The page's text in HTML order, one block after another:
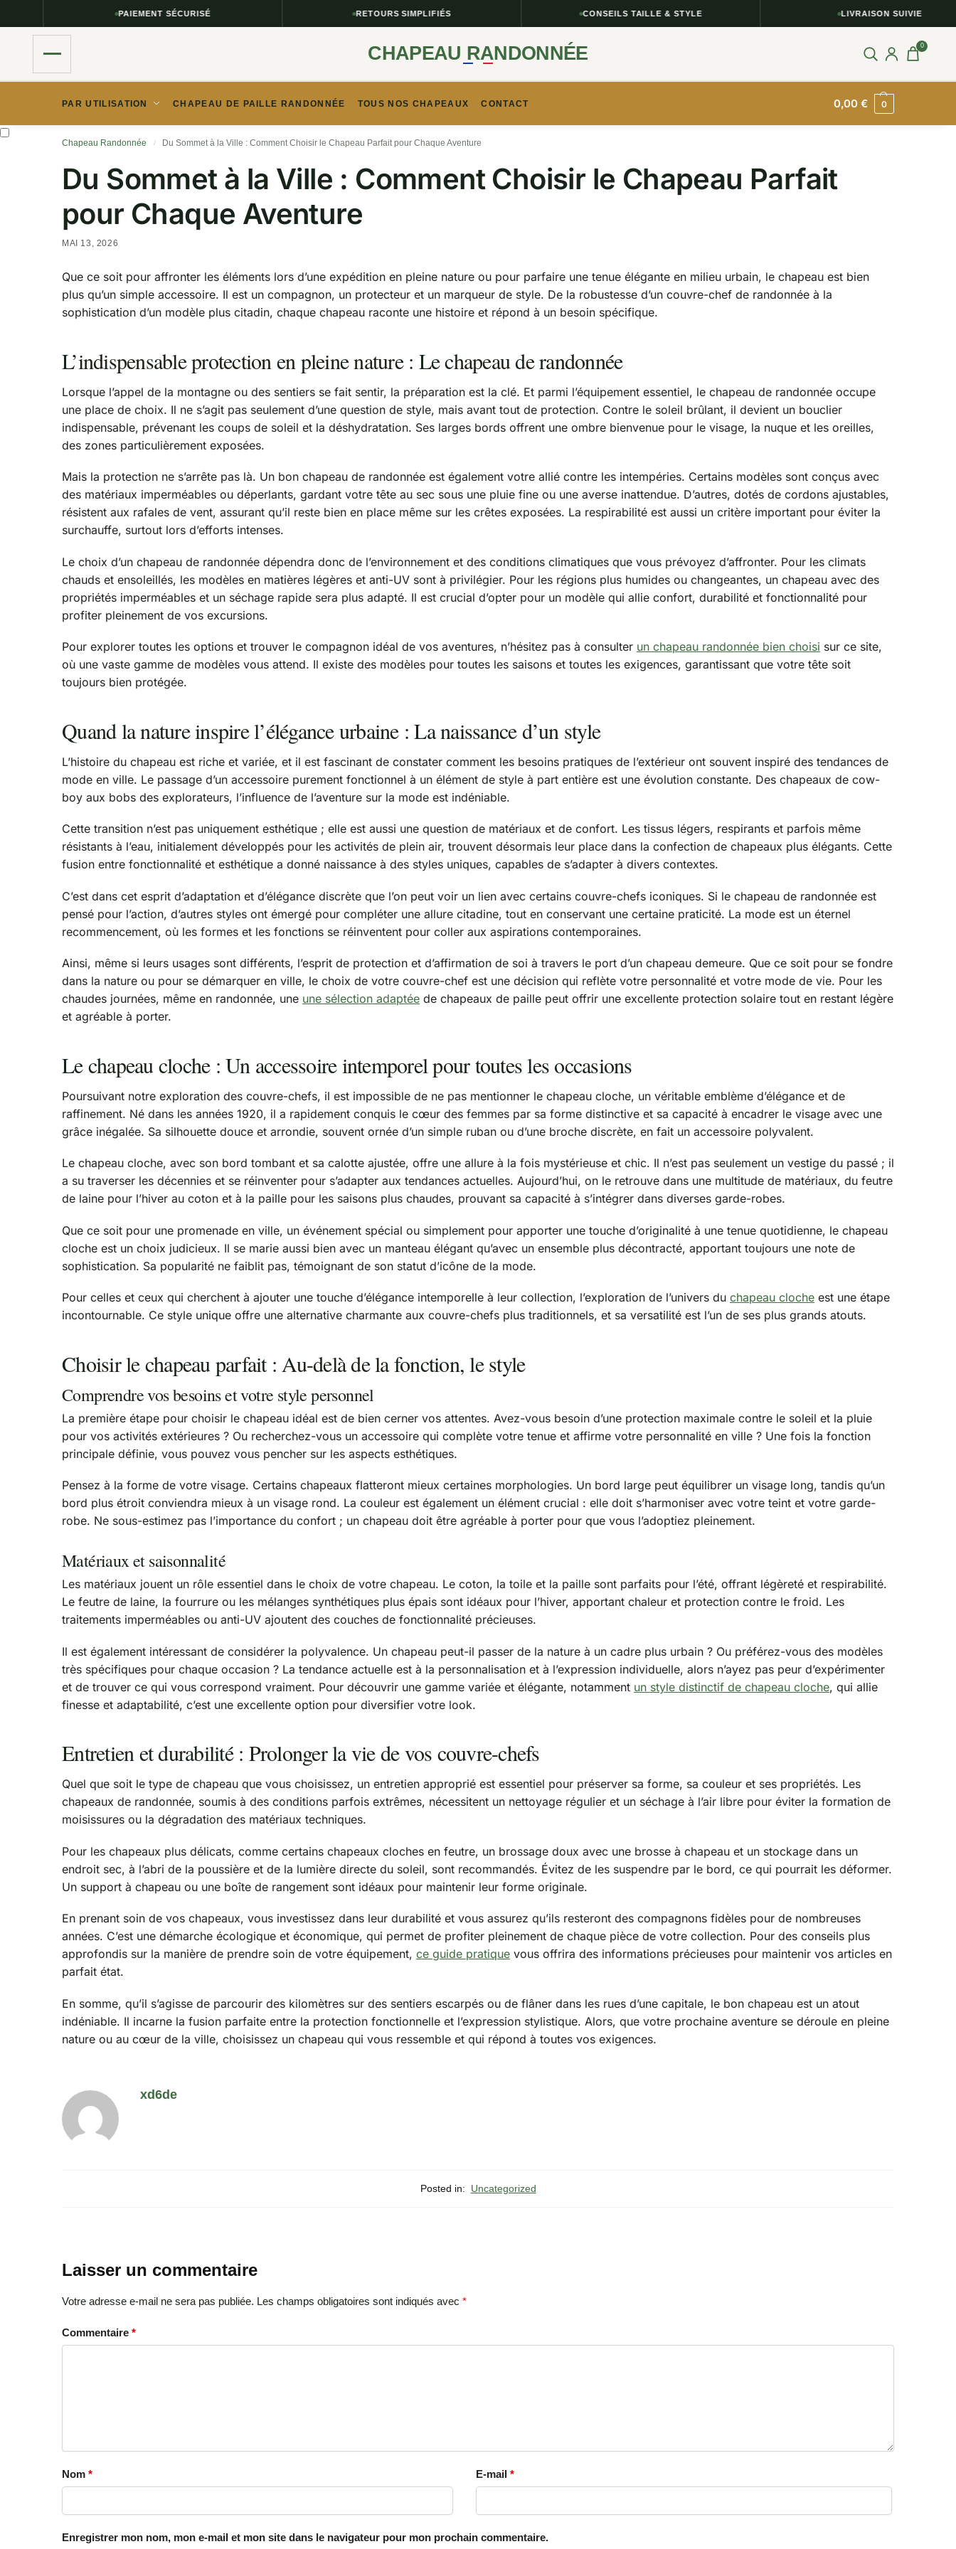
PAIEMENT SÉCURISÉ RETOURS SIMPLIFIÉS CONSEILS TAILLE & STYLE LIVRAISON SUIVIE
CHAPEAU RANDONNÉE 0
PAR UTILISATION CHAPEAU DE PAILLE RANDONNÉE​ TOUS NOS CHAPEAUX CONTACT 0,00€ 0
Chapeau Randonnée / Du Sommet à la Ville : Comment Choisir le Chapeau Parfait pour Chaque Aventure
Du Sommet à la Ville : Comment Choisir le Chapeau Parfait
pour Chaque Aventure
MAI 13, 2026
Que ce soit pour affronter les éléments lors d’une expédition en pleine nature ou pour parfaire une tenue élégante en milieu urbain, le chapeau est bien
plus qu’un simple accessoire. Il est un compagnon, un protecteur et un marqueur de style. De la robustesse d’un couvre-chef de randonnée à la
sophistication d’un modèle plus citadin, chaque chapeau raconte une histoire et répond à un besoin spécifique.
L’indispensable protection en pleine nature : Le chapeau de randonnée
Lorsque l’appel de la montagne ou des sentiers se fait sentir, la préparation est la clé. Et parmi l’équipement essentiel, le chapeau de randonnée occupe
une place de choix. Il ne s’agit pas seulement d’une question de style, mais avant tout de protection. Contre le soleil brûlant, il devient un bouclier
indispensable, prévenant les coups de soleil et la déshydratation. Ses larges bords offrent une ombre bienvenue pour le visage, la nuque et les oreilles,
des zones particulièrement exposées.
Mais la protection ne s’arrête pas là. Un bon chapeau de randonnée est également votre allié contre les intempéries. Certains modèles sont conçus avec
des matériaux imperméables ou déperlants, gardant votre tête au sec sous une pluie fine ou une averse inattendue. D’autres, dotés de cordons ajustables,
résistent aux rafales de vent, assurant qu’il reste bien en place même sur les crêtes exposées. La respirabilité est aussi un critère important pour éviter la
surchauffe, surtout lors d’efforts intenses.
Le choix d’un chapeau de randonnée dépendra donc de l’environnement et des conditions climatiques que vous prévoyez d’affronter. Pour les climats
chauds et ensoleillés, les modèles en matières légères et anti-UV sont à privilégier. Pour les régions plus humides ou changeantes, un chapeau avec des
propriétés imperméables et un séchage rapide sera plus adapté. Il est crucial d’opter pour un modèle qui allie confort, durabilité et fonctionnalité pour
profiter pleinement de vos excursions.
Pour explorer toutes les options et trouver le compagnon idéal de vos aventures, n’hésitez pas à consulter un chapeau randonnée bien choisi sur ce site,
où une vaste gamme de modèles vous attend. Il existe des modèles pour toutes les saisons et toutes les exigences, garantissant que votre tête soit
toujours bien protégée.
Quand la nature inspire l’élégance urbaine : La naissance d’un style
L’histoire du chapeau est riche et variée, et il est fascinant de constater comment les besoins pratiques de l’extérieur ont souvent inspiré des tendances de
mode en ville. Le passage d’un accessoire purement fonctionnel à un élément de style à part entière est une évolution constante. Des chapeaux de cow-
boy aux bobs des explorateurs, l’influence de l’aventure sur la mode est indéniable.
Cette transition n’est pas uniquement esthétique ; elle est aussi une question de matériaux et de confort. Les tissus légers, respirants et parfois même
résistants à l’eau, initialement développés pour les activités de plein air, trouvent désormais leur place dans la confection de chapeaux plus élégants. Cette
fusion entre fonctionnalité et esthétique a donné naissance à des styles uniques, capables de s’adapter à divers contextes.
C’est dans cet esprit d’adaptation et d’élégance discrète que l’on peut voir un lien avec certains couvre-chefs iconiques. Si le chapeau de randonnée est
pensé pour l’action, d’autres styles ont émergé pour compléter une allure citadine, tout en conservant une certaine praticité. La mode est un éternel
recommencement, où les formes et les fonctions se réinventent pour coller aux aspirations contemporaines.
Ainsi, même si leurs usages sont différents, l’esprit de protection et d’affirmation de soi à travers le port d’un chapeau demeure. Que ce soit pour se fondre
dans la nature ou pour se démarquer en ville, le choix de votre couvre-chef est une décision qui reflète votre personnalité et votre mode de vie. Pour les
chaudes journées, même en randonnée, une une sélection adaptée de chapeaux de paille peut offrir une excellente protection solaire tout en restant légère
et agréable à porter.
Le chapeau cloche : Un accessoire intemporel pour toutes les occasions
Poursuivant notre exploration des couvre-chefs, il est impossible de ne pas mentionner le chapeau cloche, un véritable emblème d’élégance et de
raffinement. Né dans les années 1920, il a rapidement conquis le cœur des femmes par sa forme distinctive et sa capacité à encadrer le visage avec une
grâce inégalée. Sa silhouette douce et arrondie, souvent ornée d’un simple ruban ou d’une broche discrète, en fait un accessoire polyvalent.
Le chapeau cloche, avec son bord tombant et sa calotte ajustée, offre une allure à la fois mystérieuse et chic. Il n’est pas seulement un vestige du passé ; il
a su traverser les décennies et se réinventer pour s’adapter aux tendances actuelles. Aujourd’hui, on le retrouve dans une multitude de matériaux, du feutre
de laine pour l’hiver au coton et à la paille pour les saisons plus chaudes, prouvant sa capacité à s’intégrer dans diverses garde-robes.
Que ce soit pour une promenade en ville, un événement spécial ou simplement pour apporter une touche d’originalité à une tenue quotidienne, le chapeau
cloche est un choix judicieux. Il se marie aussi bien avec un manteau élégant qu’avec un ensemble plus décontracté, apportant toujours une note de
sophistication. Sa popularité ne faiblit pas, témoignant de son statut d’icône de la mode.
Pour celles et ceux qui cherchent à ajouter une touche d’élégance intemporelle à leur collection, l’exploration de l’univers du chapeau cloche est une étape
incontournable. Ce style unique offre une alternative charmante aux couvre-chefs plus traditionnels, et sa versatilité est l’un de ses plus grands atouts.
Choisir le chapeau parfait : Au-delà de la fonction, le style
Comprendre vos besoins et votre style personnel
La première étape pour choisir le chapeau idéal est de bien cerner vos attentes. Avez-vous besoin d’une protection maximale contre le soleil et la pluie
pour vos activités extérieures ? Ou recherchez-vous un accessoire qui complète votre tenue et affirme votre personnalité en ville ? Une fois la fonction
principale définie, vous pouvez vous pencher sur les aspects esthétiques.
Pensez à la forme de votre visage. Certains chapeaux flatteront mieux certaines morphologies. Un bord large peut équilibrer un visage long, tandis qu’un
bord plus étroit conviendra mieux à un visage rond. La couleur est également un élément crucial : elle doit s’harmoniser avec votre teint et votre garde-
robe. Ne sous-estimez pas l’importance du confort ; un chapeau doit être agréable à porter pour que vous l’adoptiez pleinement.
Matériaux et saisonnalité
Les matériaux jouent un rôle essentiel dans le choix de votre chapeau. Le coton, la toile et la paille sont parfaits pour l’été, offrant légèreté et respirabilité.
Le feutre de laine, la fourrure ou les mélanges synthétiques plus épais sont idéaux pour l’hiver, apportant chaleur et protection contre le froid. Les
traitements imperméables ou anti-UV ajoutent des couches de fonctionnalité précieuses.
Il est également intéressant de considérer la polyvalence. Un chapeau peut-il passer de la nature à un cadre plus urbain ? Ou préférez-vous des modèles
très spécifiques pour chaque occasion ? La tendance actuelle est à la personnalisation et à l’expression individuelle, alors n’ayez pas peur d’expérimenter
et de trouver ce qui vous correspond vraiment. Pour découvrir une gamme variée et élégante, notamment un style distinctif de chapeau cloche, qui allie
finesse et adaptabilité, c’est une excellente option pour diversifier votre look.
Entretien et durabilité : Prolonger la vie de vos couvre-chefs
Quel que soit le type de chapeau que vous choisissez, un entretien approprié est essentiel pour préserver sa forme, sa couleur et ses propriétés. Les
chapeaux de randonnée, soumis à des conditions parfois extrêmes, nécessitent un nettoyage régulier et un séchage à l’air libre pour éviter la formation de
moisissures ou la dégradation des matériaux techniques.
Pour les chapeaux plus délicats, comme certains chapeaux cloches en feutre, un brossage doux avec une brosse à chapeau et un stockage dans un
endroit sec, à l’abri de la poussière et de la lumière directe du soleil, sont recommandés. Évitez de les suspendre par le bord, ce qui pourrait les déformer.
Un support à chapeau ou une boîte de rangement sont idéaux pour maintenir leur forme originale.
En prenant soin de vos chapeaux, vous investissez dans leur durabilité et vous assurez qu’ils resteront des compagnons fidèles pour de nombreuses
années. C’est une démarche écologique et économique, qui permet de profiter pleinement de chaque pièce de votre collection. Pour des conseils plus
approfondis sur la manière de prendre soin de votre équipement, ce guide pratique vous offrira des informations précieuses pour maintenir vos articles en
parfait état.
En somme, qu’il s’agisse de parcourir des kilomètres sur des sentiers escarpés ou de flâner dans les rues d’une capitale, le bon chapeau est un atout
indéniable. Il incarne la fusion parfaite entre la protection fonctionnelle et l’expression stylistique. Alors, que votre prochaine aventure se déroule en pleine
nature ou au cœur de la ville, choisissez un chapeau qui vous ressemble et qui répond à toutes vos exigences.
xd6de
Posted in: Uncategorized
Laisser un commentaire
Votre adresse e-mail ne sera pas publiée. Les champs obligatoires sont indiqués avec *
Commentaire *
Nom * E-mail *
Enregistrer mon nom, mon e-mail et mon site dans le navigateur pour mon prochain commentaire.